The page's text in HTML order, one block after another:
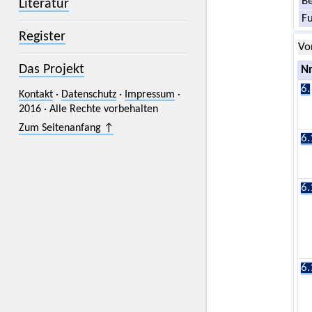
Literatur
Register
Das Projekt
Kontakt· Datenschutz· Impressum ·
2016 · Alle Rechte vorbehalten
Zum Seitenanfang ↑
6.